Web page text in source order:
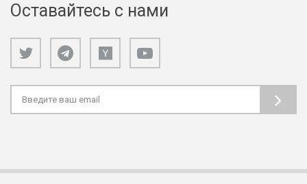
Оставайтесь с нами